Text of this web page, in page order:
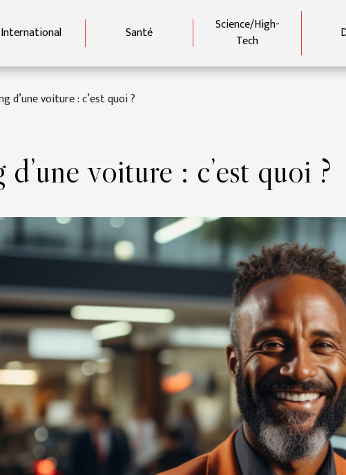
International Santé
Science/High-
Tech
d’une voiture : c’est quoi ?
voiture : c’est quoi ?